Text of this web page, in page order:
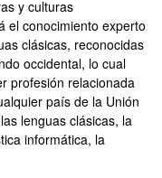
y culturas
el conocimiento experto
clásicas, reconocidas
occidental, lo cual
profesión relacionada
país de la Unión
lenguas clásicas, la
informática, la